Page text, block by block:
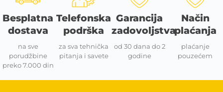
Besplatna
dostava
na sve
porudžbine
preko 7.000 din
Telefonska
podrška
za sva tehnička
pitanja i savete
Garancija
zadovoljstva
od 30 dana do 2
godine
Način
plaćanja
plaćanje
pouzećem